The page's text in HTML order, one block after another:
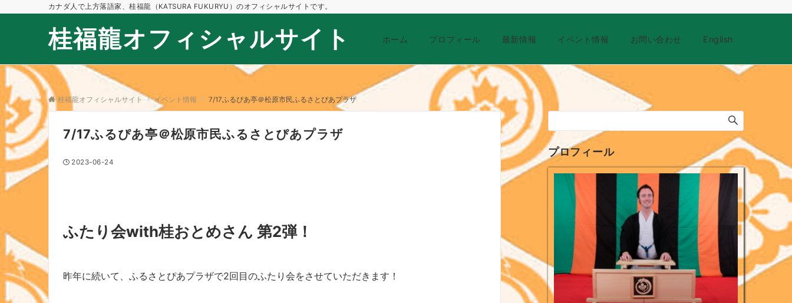
カナダ人で上方落語家、桂福龍（KATSURA FUKURYU）のオフィシャルサイトです。
桂福龍オフィシャルサイト ホーム プロフィール 最新情報 イベント情報 お問い合わせ English
桂福龍オフィシャルサイト イベント情報 7/17ふるぴあ亭＠松原市民ふるさとぴあプラザ
7/17ふるぴあ亭＠松原市民ふるさとぴあプラザ
2023-06-24
ふたり会with桂おとめさん 第2弾！
昨年に続いて、ふるさとぴあプラザで2回目のふたり会をさせていただきます！
プロフィール